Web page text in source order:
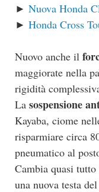
► Nuova Honda
► Honda Cross
Nuovo anche il
maggiorate nella
rigidità
La sospensione
Kayaba, ciome
risparmiare circa
pneumatico al
Cambia quasi tutto
una nuova testa